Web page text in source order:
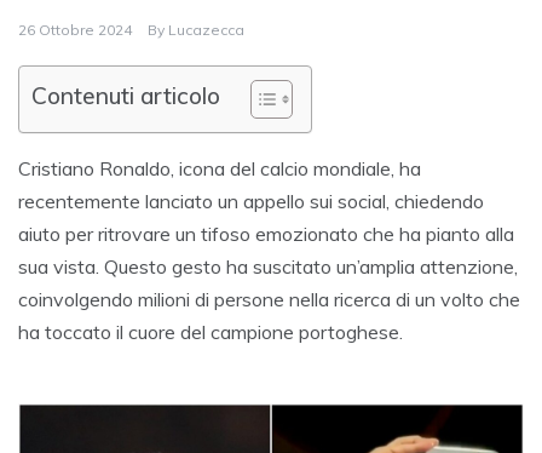
26 Ottobre 2024 By Lucazecca
Contenuti articolo
Cristiano Ronaldo, icona del calcio mondiale, ha
recentemente lanciato un appello sui social, chiedendo
aiuto per ritrovare un tifoso emozionato che ha pianto alla
sua vista. Questo gesto ha suscitato un’amplia attenzione,
coinvolgendo milioni di persone nella ricerca di un volto che
ha toccato il cuore del campione portoghese.